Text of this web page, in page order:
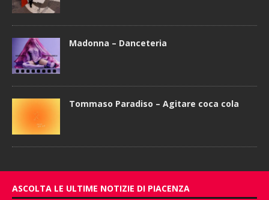
Madonna – Danceteria
Tommaso Paradiso – Agitare coca cola
ASCOLTA LE ULTIME NOTIZIE DI PIACENZA